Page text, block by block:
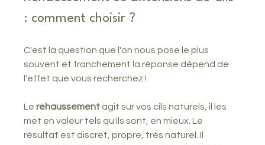
: comment choisir ?
C'est la question que l'on nous pose le plus
souvent et franchement la réponse dépend de
l'effet que vous recherchez !
Le rehaussement agit sur vos cils naturels, il les
met en valeur tels qu'ils sont, en mieux. Le
résultat est discret, propre, très naturel. Il